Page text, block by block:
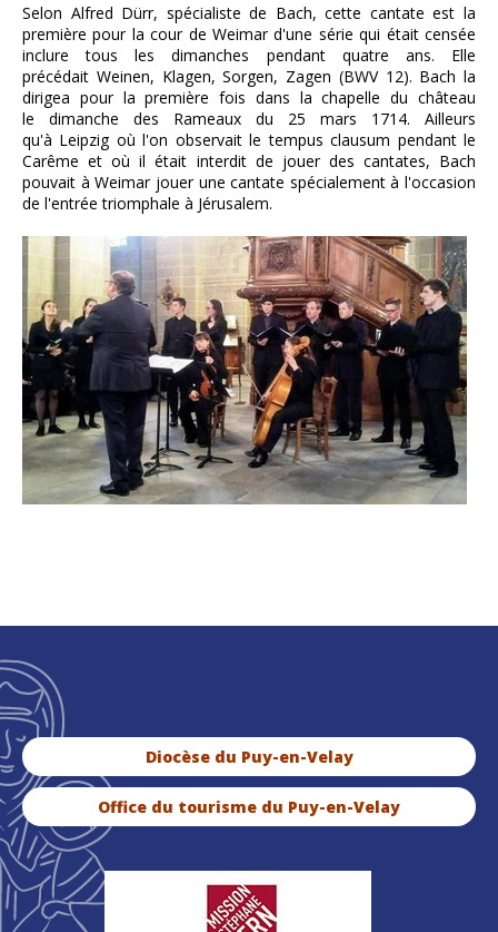
Selon Alfred Dürr, spécialiste de Bach, cette cantate est la
première pour la cour de Weimar d'une série qui était censée
inclure tous les dimanches pendant quatre ans. Elle
précédait Weinen, Klagen, Sorgen, Zagen (BWV 12). Bach la
dirigea pour la première fois dans la chapelle du château
le dimanche des Rameaux du 25 mars 1714. Ailleurs
qu'à Leipzig où l'on observait le tempus clausum pendant le
Carême et où il était interdit de jouer des cantates, Bach
pouvait à Weimar jouer une cantate spécialement à l'occasion
de l'entrée triomphale à Jérusalem.
Diocèse du Puy-en-Velay
Office du tourisme du Puy-en-Velay